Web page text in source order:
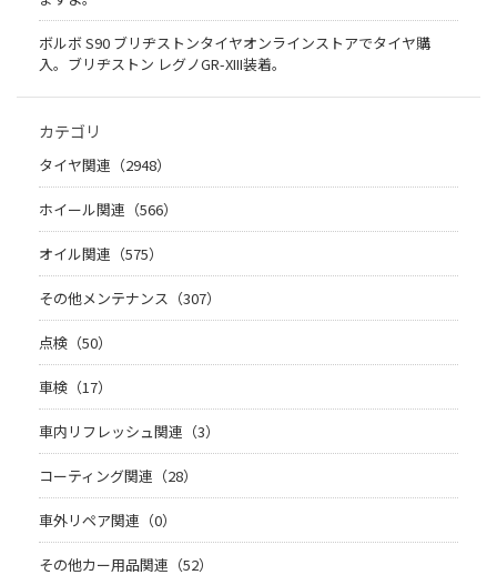
ボルボ S90 ブリヂストンタイヤオンラインストアでタイヤ購
入。ブリヂストン レグノGR-XIII装着。
カテゴリ
タイヤ関連（2948）
ホイール関連（566）
オイル関連（575）
その他メンテナンス（307）
点検（50）
車検（17）
車内リフレッシュ関連（3）
コーティング関連（28）
車外リペア関連（0）
その他カー用品関連（52）